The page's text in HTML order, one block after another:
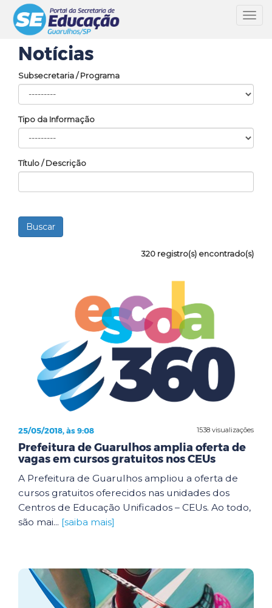
Notícias
Subsecretaria / Programa
Tipo da Informação
Título / Descrição
320 registro(s) encontrado(s)
1538 visualizações
25/05/2018, às 9:08
Prefeitura de Guarulhos amplia oferta de
vagas em cursos gratuitos nos CEUs
A Prefeitura de Guarulhos ampliou a oferta de
cursos gratuitos oferecidos nas unidades dos
Centros de Educação Unificados – CEUs. Ao todo,
são mai... [saiba mais]